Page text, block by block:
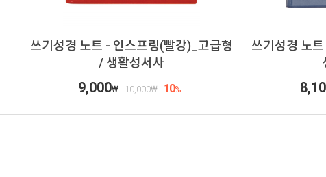
쓰기성경 노트 - 인스프링(빨강)_고급형
/ 생활성서사
9,000₩ 10,000₩ 10%
쓰기성경 노